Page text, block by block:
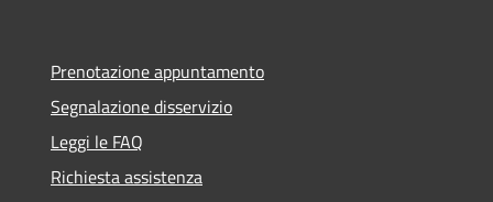
Prenotazione appuntamento
Segnalazione disservizio
Leggi le FAQ
Richiesta assistenza